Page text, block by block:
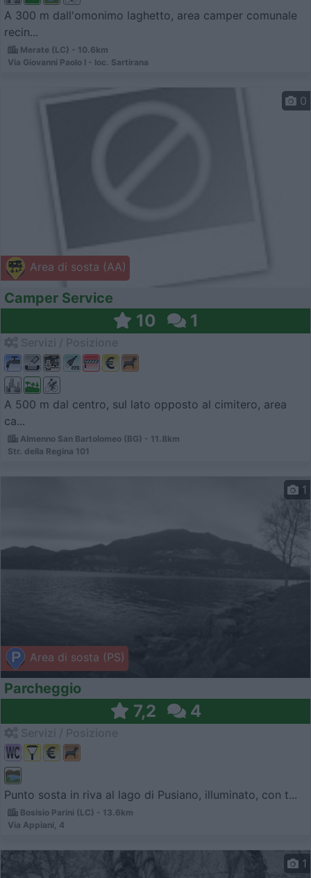
A 300 m dall'omonimo laghetto, area camper comunale
recin...
Merate (LC) - 10.6km
Via Giovanni Paolo I - loc. Sartirana
Area di sosta (AA)
0
Camper Service
10 1
A 500 m dal centro, sul lato opposto al cimitero, area
ca...
Almenno San Bartolomeo (BG) - 11.8km
Str. della Regina 101
Area di sosta (PS)
1
Parcheggio
7,2 4
Punto sosta in riva al lago di Pusiano, illuminato, con t...
Bosisio Parini (LC) - 13.6km
Via Appiani, 4
1